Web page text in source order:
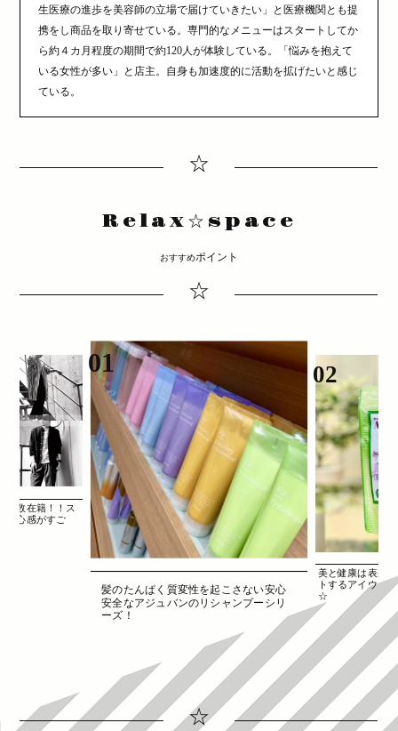
生医療の進歩を美容師の立場で届けていきたい」と医療機関とも提
携をし商品を取り寄せている。専門的なメニューはスタートしてか
ら約４カ月程度の期間で約120人が体験している。「悩みを抱えて
いる女性が多い」と店主。自身も加速度的に活動を拡げたいと感じ
ている。
☆
Relax☆space
おすすめポイント
☆
多数在籍！！ス
安心感がすご
01
髪のたんぱく質変性を起こさない安心
安全なアジュバンのリシャンプーシリ
ーズ！
02
美と健康は表裏
トするアイウィ
☆
☆